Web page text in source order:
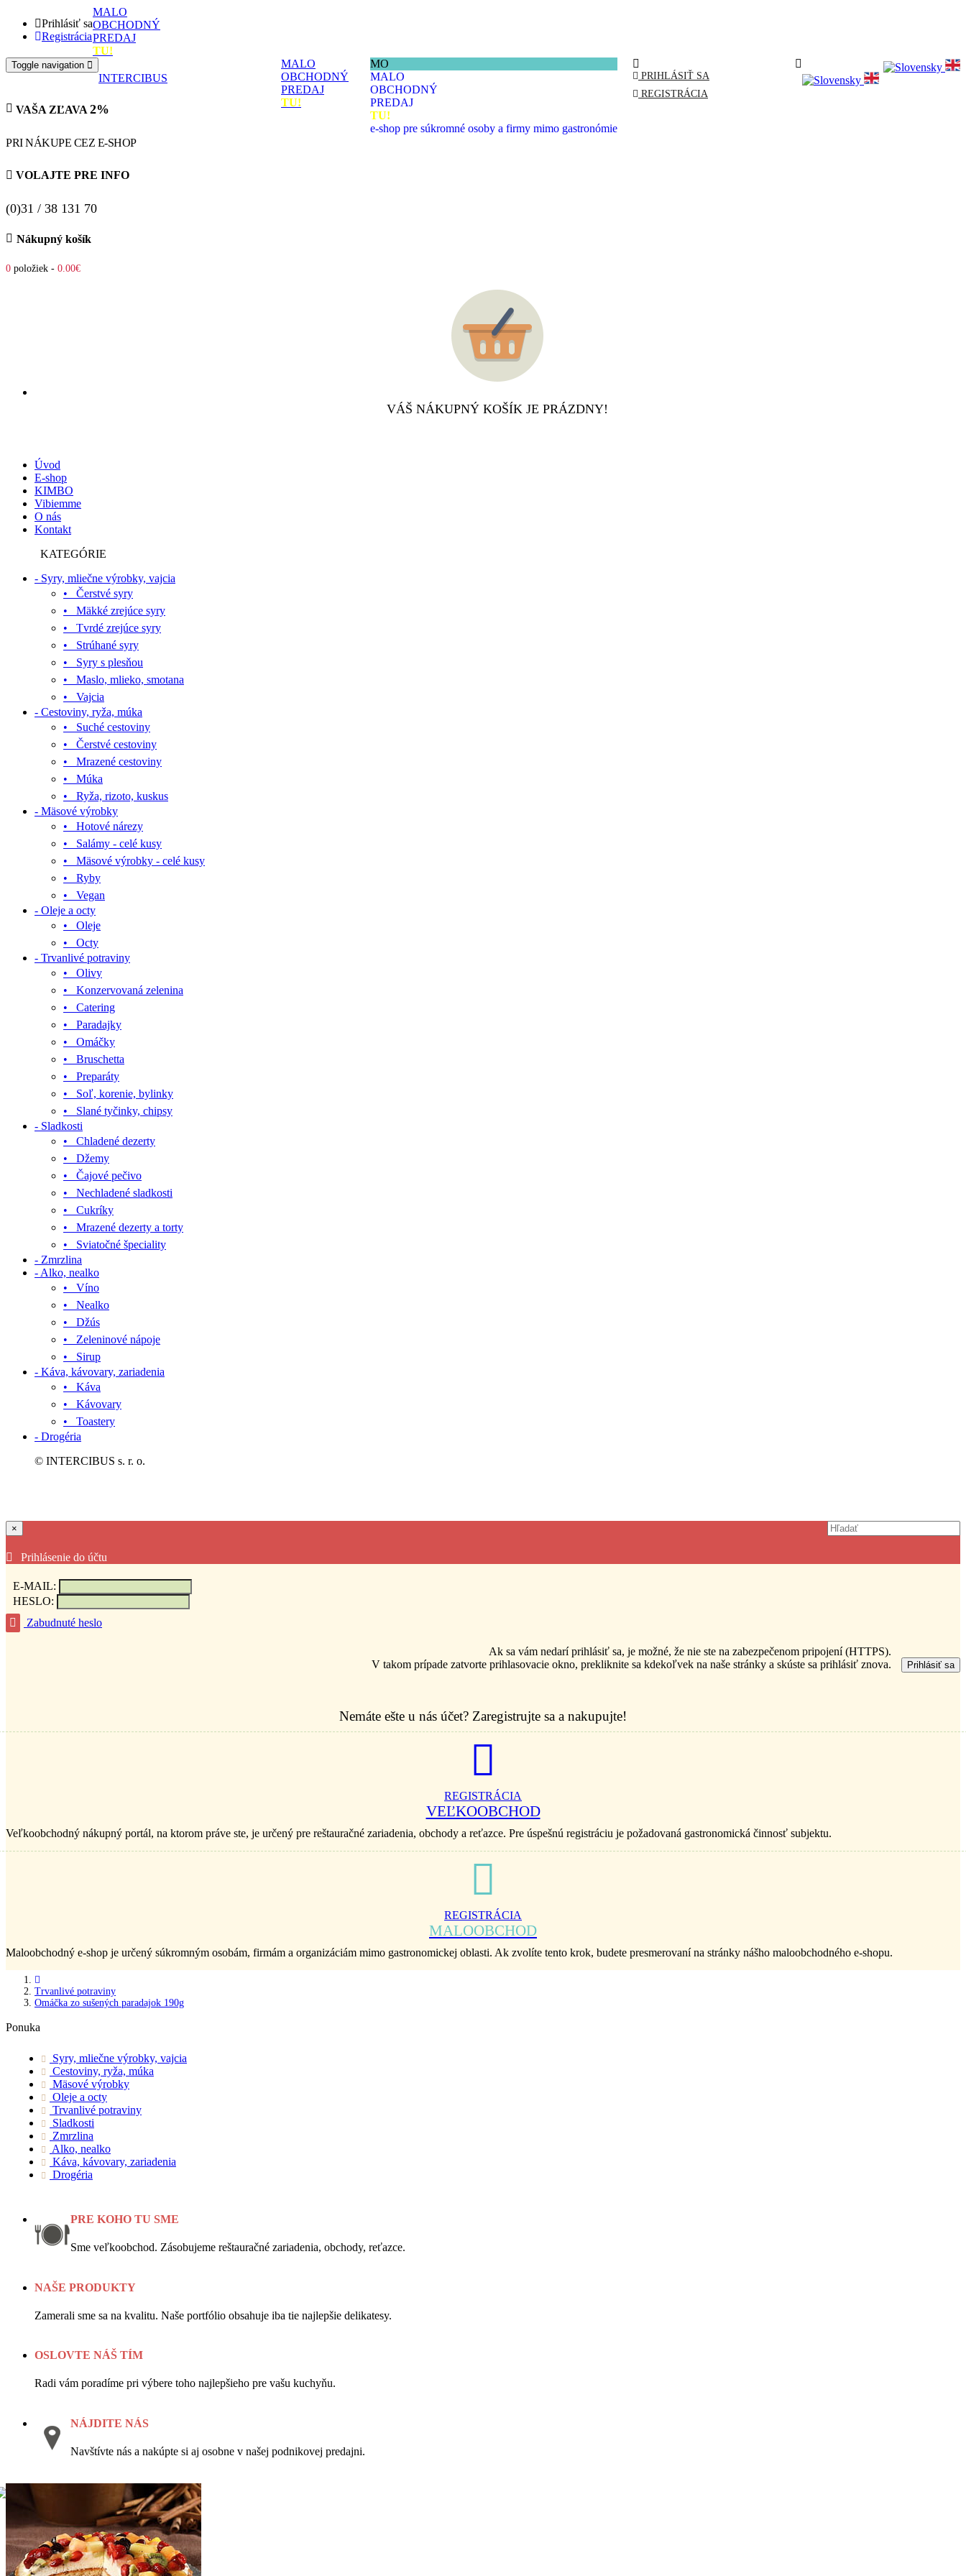
Prihlásiť sa
Registrácia
MALO
OBCHODNÝ
PREDAJ
TU!
Toggle navigation
MALO
OBCHODNÝ
PREDAJ
TU!
MO
MALO
OBCHODNÝ
PREDAJ
TU!
e-shop pre súkromné osoby a firmy mimo gastronómie
PRIHLÁSIŤ SA
REGISTRÁCIA
INTERCIBUS
VAŠA ZĽAVA 2%
PRI NÁKUPE CEZ E-SHOP
VOLAJTE PRE INFO
(0)31 / 38 131 70
Nákupný košík
0 položiek - 0.00€
VÁŠ NÁKUPNÝ KOŠÍK JE PRÁZDNY!
Úvod
E-shop
KIMBO
Vibiemme
O nás
Kontakt
KATEGÓRIE
- Syry, mliečne výrobky, vajcia
• Čerstvé syry
• Mäkké zrejúce syry
• Tvrdé zrejúce syry
• Strúhané syry
• Syry s plesňou
• Maslo, mlieko, smotana
• Vajcia
- Cestoviny, ryža, múka
• Suché cestoviny
• Čerstvé cestoviny
• Mrazené cestoviny
• Múka
• Ryža, rizoto, kuskus
- Mäsové výrobky
• Hotové nárezy
• Salámy - celé kusy
• Mäsové výrobky - celé kusy
• Ryby
• Vegan
- Oleje a octy
• Oleje
• Octy
- Trvanlivé potraviny
• Olivy
• Konzervovaná zelenina
• Catering
• Paradajky
• Omáčky
• Bruschetta
• Preparáty
• Soľ, korenie, bylinky
• Slané tyčinky, chipsy
- Sladkosti
• Chladené dezerty
• Džemy
• Čajové pečivo
• Nechladené sladkosti
• Cukríky
• Mrazené dezerty a torty
• Sviatočné špeciality
- Zmrzlina
- Alko, nealko
• Víno
• Nealko
• Džús
• Zeleninové nápoje
• Sirup
- Káva, kávovary, zariadenia
• Káva
• Kávovary
• Toastery
- Drogéria
© INTERCIBUS s. r. o.
×
Prihlásenie do účtu
E-MAIL:
HESLO:
Zabudnuté heslo
Ak sa vám nedarí prihlásiť sa, je možné, že nie ste na zabezpečenom pripojení (HTTPS).
V takom prípade zatvorte prihlasovacie okno, prekliknite sa kdekoľvek na naše stránky a skúste sa prihlásiť znova.
Prihlásiť sa
Nemáte ešte u nás účet? Zaregistrujte sa a nakupujte!
REGISTRÁCIA
VEĽKOOBCHOD
Veľkoobchodný nákupný portál, na ktorom práve ste, je určený pre reštauračné zariadenia, obchody a reťazce. Pre úspešnú registráciu je požadovaná gastronomická činnosť subjektu.
REGISTRÁCIA
MALOOBCHOD
Maloobchodný e-shop je určený súkromným osobám, firmám a organizáciám mimo gastronomickej oblasti. Ak zvolíte tento krok, budete presmerovaní na stránky nášho maloobchodného e-shopu.
Trvanlivé potraviny
Omáčka zo sušených paradajok 190g
Ponuka
Syry, mliečne výrobky, vajcia
Cestoviny, ryža, múka
Mäsové výrobky
Oleje a octy
Trvanlivé potraviny
Sladkosti
Zmrzlina
Alko, nealko
Káva, kávovary, zariadenia
Drogéria
PRE KOHO TU SME
Sme veľkoobchod. Zásobujeme reštauračné zariadenia, obchody, reťazce.
NAŠE PRODUKTY
Zamerali sme sa na kvalitu. Naše portfólio obsahuje iba tie najlepšie delikatesy.
OSLOVTE NÁŠ TÍM
Radi vám poradíme pri výbere toho najlepšieho pre vašu kuchyňu.
NÁJDITE NÁS
Navštívte nás a nakúpte si aj osobne v našej podnikovej predajni.